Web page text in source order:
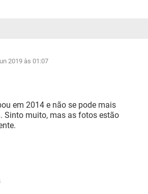
2019 às 01:07
em 2014 e não se pode mais
Sinto muito, mas as fotos estão